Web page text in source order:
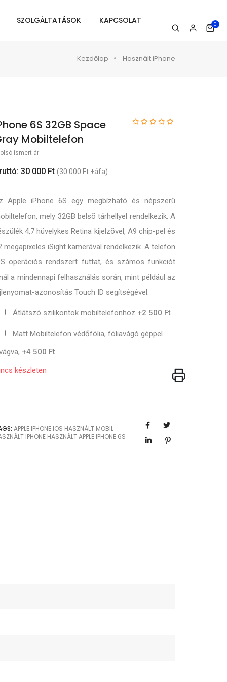
SZOLGÁLTATÁSOK KAPCSOLAT 0
Kezdőlap Használt iPhone
6S 32GB Space
Mobiltelefon
ismert ár:
30 000 Ft (30 000 Ft +áfa)
Apple iPhone 6S egy megbízható és népszerû
mely 32GB belsõ tárhellyel rendelkezik. A
4,7 hüvelykes Retina kijelzõvel, A9 chip-pel és
megapixeles iSight kamerával rendelkezik. A telefon
operációs rendszert futtat, és számos funkciót
a mindennapi felhasználás során, mint például az
azonosítás Touch ID segítségével.
Átlátszó szilikontok mobiltelefonhoz +2 500 Ft
Matt Mobiltelefon védőfólia, fóliavágó géppel
+4 500 Ft
készleten
APPLE IPHONE IOS HASZNÁLT MOBIL
IPHONE HASZNÁLT APPLE IPHONE 6S